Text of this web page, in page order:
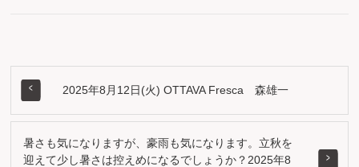
2025年8月12日(火) OTTAVA Fresca 森雄一
暑さも気になりますが、豪雨も気になります。立秋を
迎えて少し暑さは控えめになるでしょうか？2025年8